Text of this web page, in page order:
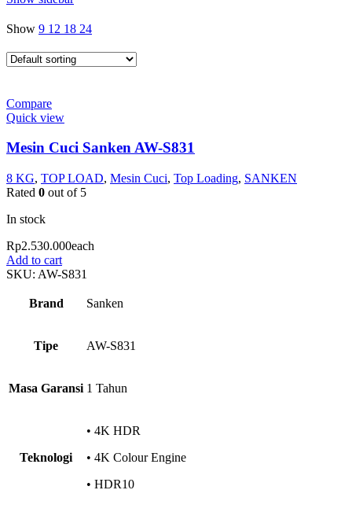
Show 9 12 18 24
Compare
Quick view
Mesin Cuci Sanken AW-S831
8 KG, TOP LOAD, Mesin Cuci, Top Loading, SANKEN
Rated 0 out of 5
In stock
Rp2.530.000each
Add to cart
SKU: AW-S831
Brand Sanken
Tipe AW-S831
Masa Garansi 1 Tahun
Teknologi
• 4K HDR
• 4K Colour Engine
• HDR10